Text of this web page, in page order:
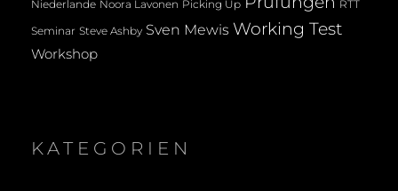
Niederlande Noora Lavonen Picking Up RTT
Seminar Steve Ashby Sven Mewis Working Test
Workshop
KATEGORIEN